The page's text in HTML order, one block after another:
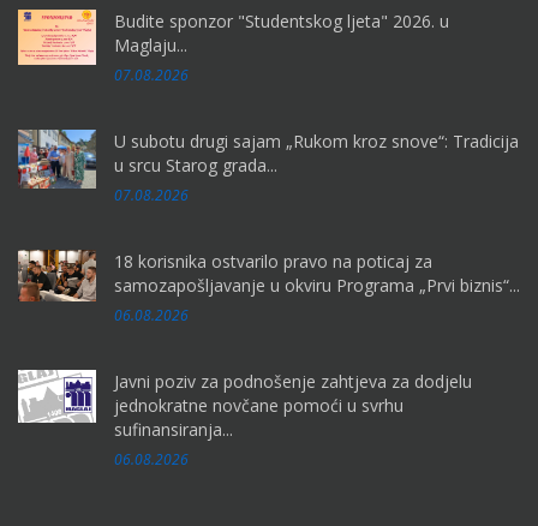
Budite sponzor "Studentskog ljeta" 2026. u
Maglaju...
07.08.2026
U subotu drugi sajam „Rukom kroz snove“: Tradicija
u srcu Starog grada...
07.08.2026
18 korisnika ostvarilo pravo na poticaj za
samozapošljavanje u okviru Programa „Prvi biznis“...
06.08.2026
Javni poziv za podnošenje zahtjeva za dodjelu
jednokratne novčane pomoći u svrhu
sufinansiranja...
06.08.2026